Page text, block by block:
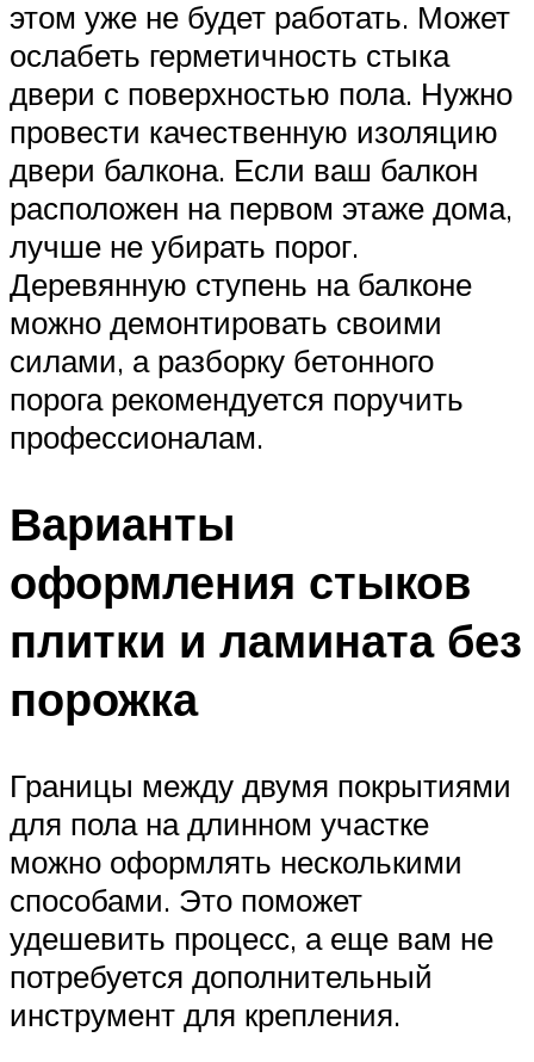
этом уже не будет работать. Может
ослабеть герметичность стыка
двери с поверхностью пола. Нужно
провести качественную изоляцию
двери балкона. Если ваш балкон
расположен на первом этаже дома,
лучше не убирать порог.
Деревянную ступень на балконе
можно демонтировать своими
силами, а разборку бетонного
порога рекомендуется поручить
профессионалам.
Варианты
оформления стыков
плитки и ламината без
порожка
Границы между двумя покрытиями
для пола на длинном участке
можно оформлять несколькими
способами. Это поможет
удешевить процесс, а еще вам не
потребуется дополнительный
инструмент для крепления.